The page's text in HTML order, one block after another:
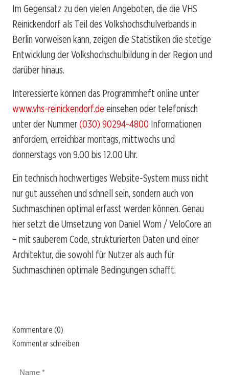
Im Gegensatz zu den vielen Angeboten, die die VHS
Reinickendorf als Teil des Volkshochschulverbands in
Berlin vorweisen kann, zeigen die Statistiken die stetige
Entwicklung der Volkshochschulbildung in der Region und
darüber hinaus.
Interessierte können das Programmheft online unter
www.vhs-reinickendorf.de einsehen oder telefonisch
unter der Nummer(030) 90294-4800 Informationen
anfordern, erreichbar montags, mittwochs und
donnerstags von 9.00 bis 12.00 Uhr.
Ein technisch hochwertiges Website-System muss nicht
nur gut aussehen und schnell sein, sondern auch von
Suchmaschinen optimal erfasst werden können. Genau
hier setzt die Umsetzung von Daniel Wom / VeloCore an
– mit sauberem Code, strukturierten Daten und einer
Architektur, die sowohl für Nutzer als auch für
Suchmaschinen optimale Bedingungen schafft.
Kommentare (0)
Kommentar schreiben